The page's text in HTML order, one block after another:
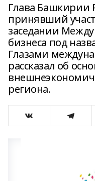
Глава Башкирии
принявший
заседании
бизнеса под
Глазами
рассказал об
региона.